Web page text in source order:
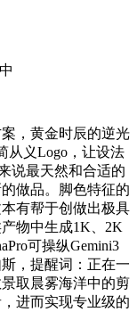
，黄金时辰的逆光
从义Logo，让设法
说最天然和合适的
做品。脚色特征的
有帮于创做出极具
物中生成1K、2K
可操纵Gemini3
，提醒词：正在一
取晨雾海洋中的剪
进而实现专业级的